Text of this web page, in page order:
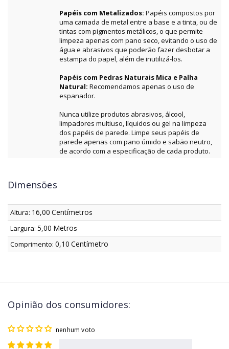
Papéis com Metalizados: Papéis compostos por
uma camada de metal entre a base e a tinta, ou de
tintas com pigmentos metálicos, o que permite
limpeza apenas com pano seco, evitando o uso de
água e abrasivos que poderão fazer desbotar a
estampa do papel, além de inutilizá-los.
Papéis com Pedras Naturais Mica e Palha
Natural: Recomendamos apenas o uso de
espanador.
Nunca utilize produtos abrasivos, álcool,
limpadores multiuso, líquidos ou gel na limpeza
dos papéis de parede. Limpe seus papéis de
parede apenas com pano úmido e sabão neutro,
de acordo com a especificação de cada produto.
Dimensões
Altura: 16,00 Centímetros
Largura: 5,00 Metros
Comprimento: 0,10 Centímetro
Opinião dos consumidores:
nenhum voto